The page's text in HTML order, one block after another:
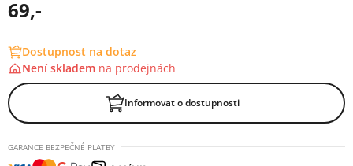
69,-
Dostupnost na dotaz
Není skladem na prodejnách
Informovat o dostupnosti
GARANCE BEZPEČNÉ PLATBY